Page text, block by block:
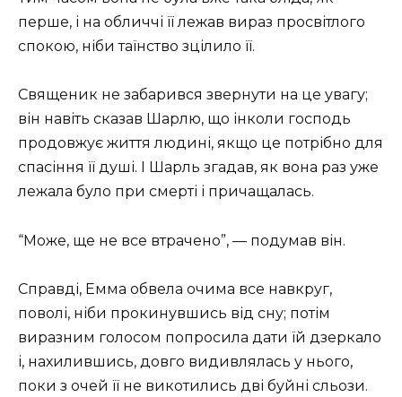
перше, і на обличчі її лежав вираз просвітлого
спокою, ніби таїнство зцілило її.
Священик не забарився звернути на це увагу;
він навіть сказав Шарлю, що інколи господь
продовжує життя людині, якщо це потрібно для
спасіння її душі. І Шарль згадав, як вона раз уже
лежала було при смерті і причащалась.
“Може, ще не все втрачено”, — подумав він.
Справді, Емма обвела очима все навкруг,
поволі, ніби прокинувшись від сну; потім
виразним голосом попросила дати їй дзеркало
і, нахилившись, довго видивлялась у нього,
поки з очей її не викотились дві буйні сльози.